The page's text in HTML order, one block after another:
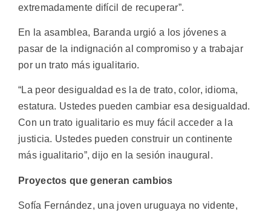
extremadamente difícil de recuperar”.
En la asamblea, Baranda urgió a los jóvenes a
pasar de la indignación al compromiso y a trabajar
por un trato más igualitario.
“La peor desigualdad es la de trato, color, idioma,
estatura. Ustedes pueden cambiar esa desigualdad.
Con un trato igualitario es muy fácil acceder a la
justicia. Ustedes pueden construir un continente
más igualitario”, dijo en la sesión inaugural.
Proyectos que generan cambios
Sofía Fernández, una joven uruguaya no vidente,